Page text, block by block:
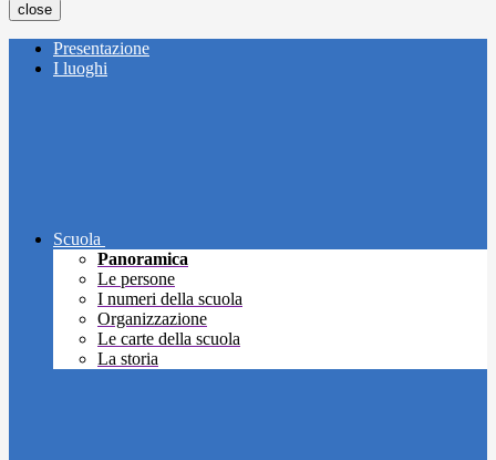
close
Presentazione
I luoghi
Scuola
Panoramica
Le persone
I numeri della scuola
Organizzazione
Le carte della scuola
La storia